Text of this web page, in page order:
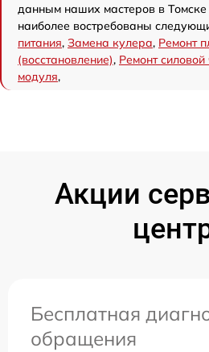
данным наших мастеров в Томске
наиболее востребованы
питания, Замена кулера, Ремонт
(восстановление), Ремонт силовой
модуля,
Акции
Бесплатная
обращения